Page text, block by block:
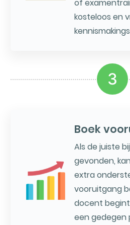
of
kosteloos en
3
Boek
Als de juiste
gevonden,
extra
vooruitgang
docent
een gedegen